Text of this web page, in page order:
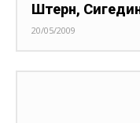
Штерн,
20/05/2009